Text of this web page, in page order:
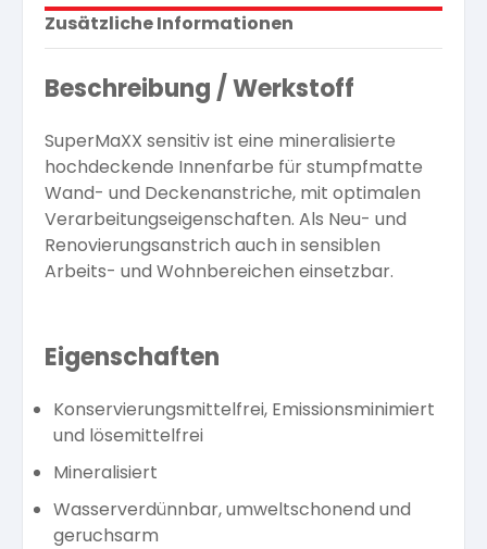
Zusätzliche Informationen
Beschreibung / Werkstoff
SuperMaXX sensitiv ist eine mineralisierte
hochdeckende Innenfarbe für stumpfmatte
Wand- und Deckenanstriche, mit optimalen
Verarbeitungseigenschaften. Als Neu- und
Renovierungsanstrich auch in sensiblen
Arbeits- und Wohnbereichen einsetzbar.
Eigenschaften
Konservierungsmittelfrei, Emissionsminimiert
und lösemittelfrei
Mineralisiert
Wasserverdünnbar, umweltschonend und
geruchsarm